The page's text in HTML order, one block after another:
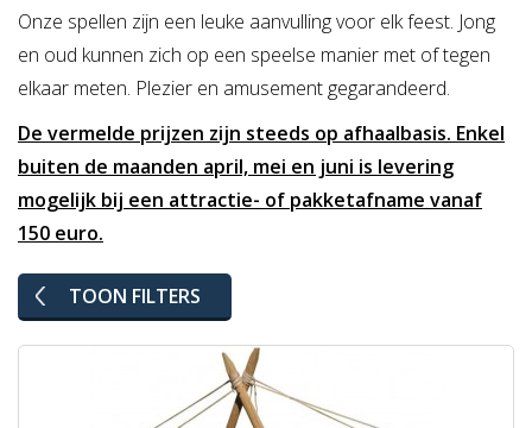
Onze spellen zijn een leuke aanvulling voor elk feest. Jong
en oud kunnen zich op een speelse manier met of tegen
elkaar meten. Plezier en amusement gegarandeerd.
De vermelde prijzen zijn steeds op afhaalbasis. Enkel
buiten de maanden april, mei en juni is levering
mogelijk bij een attractie- of pakketafname vanaf
150 euro.
TOON FILTERS